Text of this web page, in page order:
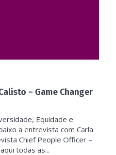
– Game Changer
Equidade e
a entrevista com Carla
Chief People Officer –
todas as...